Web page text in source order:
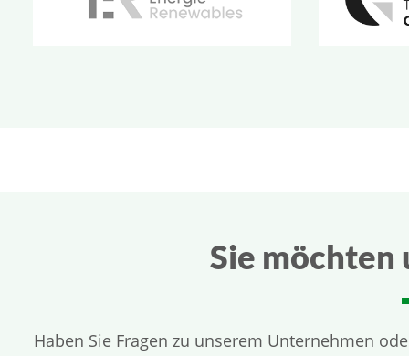
Sie möchten
Haben Sie Fragen zu unserem Unternehmen